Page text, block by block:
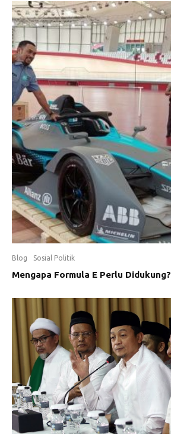
Blog Sosial Politik
Mengapa Formula E Perlu Didukung?